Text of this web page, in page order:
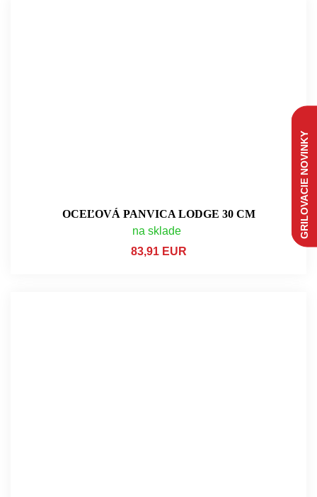
GRILOVACIE NOVINKY
OCEĽOVÁ PANVICA LODGE 30 CM
na sklade
83,91 EUR